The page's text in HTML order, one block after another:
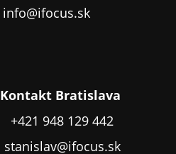
info@ifocus.sk
Kontakt Bratislava
+421 948 129 442
stanislav@ifocus.sk